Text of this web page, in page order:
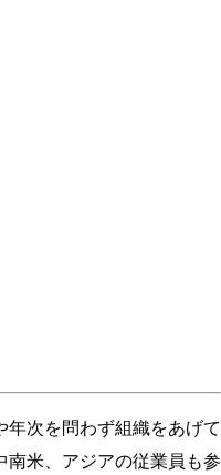
次を問わず組織をあげて
南米、アジアの従業員も参